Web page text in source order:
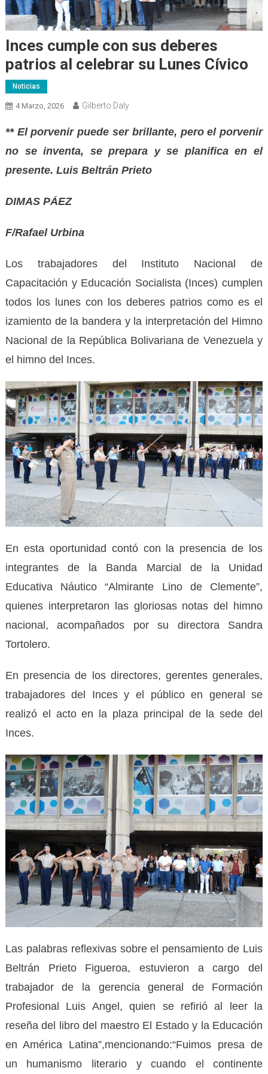
Inces cumple con sus deberes
patrios al celebrar su Lunes Cívico
Noticias
4 Marzo, 2026 Gilberto Daly
** El porvenir puede ser brillante, pero el porvenir
no se inventa, se prepara y se planifica en el
presente. Luis Beltrán Prieto
DIMAS PÁEZ
F/Rafael Urbina
Los trabajadores del Instituto Nacional de
Capacitación y Educación Socialista (Inces) cumplen
todos los lunes con los deberes patrios como es el
izamiento de la bandera y la interpretación del Himno
Nacional de la República Bolivariana de Venezuela y
el himno del Inces.
En esta oportunidad contó con la presencia de los
integrantes de la Banda Marcial de la Unidad
Educativa Náutico “Almirante Lino de Clemente”,
quienes interpretaron las gloriosas notas del himno
nacional, acompañados por su directora Sandra
Tortolero.
En presencia de los directores, gerentes generales,
trabajadores del Inces y el público en general se
realizó el acto en la plaza principal de la sede del
Inces.
Las palabras reflexivas sobre el pensamiento de Luis
Beltrán Prieto Figueroa, estuvieron a cargo del
trabajador de la gerencia general de Formación
Profesional Luis Angel, quien se refirió al leer la
reseña del libro del maestro El Estado y la Educación
en América Latina”,mencionando:“Fuimos presa de
un humanismo literario y cuando el continente